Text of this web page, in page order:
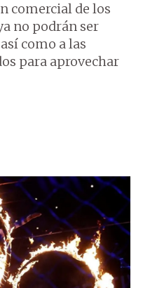
comercial de los
no podrán ser
como a las
para aprovechar